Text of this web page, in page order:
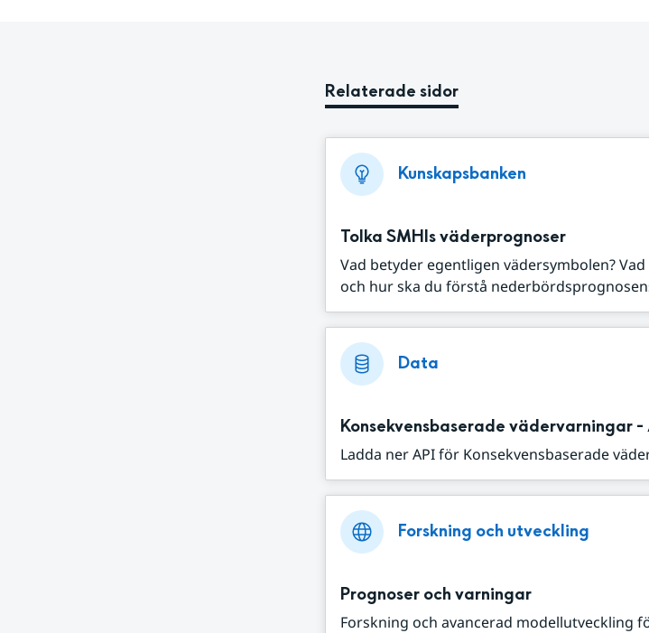
Relaterade sidor
Kunskapsbanken
Tolka SMHIs väderprognoser
Vad betyder egentligen vädersymbolen?
och hur ska du förstå
Data
Konsekvensbaserade vädervarningar -
Ladda ner API för Konsekvensbaserade
Forskning och utveckling
Prognoser och varningar
Forskning och avancerad modellutveckling